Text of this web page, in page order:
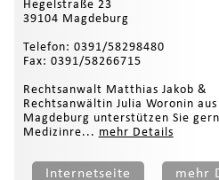
Hegelstraße 23
39104 Magdeburg
Telefon: 0391/58298480
Fax: 0391/58266715
Rechtsanwalt Matthias Jakob &
Rechtsanwältin Julia Woronin aus
Magdeburg unterstützen Sie
Medizinre... mehr Details
Internetseite mehr